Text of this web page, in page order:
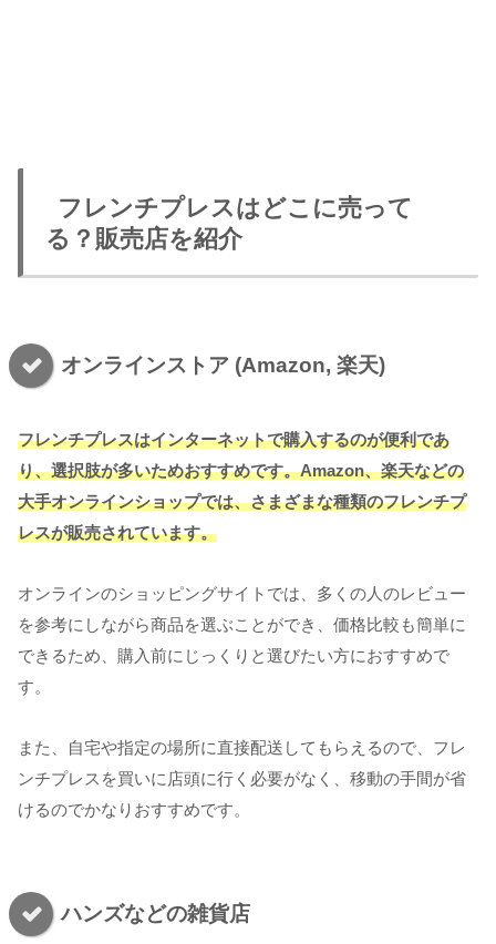
フレンチプレスはどこに売って
る？販売店を紹介
オンラインストア (Amazon, 楽天)
フレンチプレスはインターネットで購入するのが便利であ
り、選択肢が多いためおすすめです。Amazon、楽天などの
大手オンラインショップでは、さまざまな種類のフレンチプ
レスが販売されています。
オンラインのショッピングサイトでは、多くの人のレビュー
を参考にしながら商品を選ぶことができ、価格比較も簡単に
できるため、購入前にじっくりと選びたい方におすすめで
す。
また、自宅や指定の場所に直接配送してもらえるので、フレ
ンチプレスを買いに店頭に行く必要がなく、移動の手間が省
けるのでかなりおすすめです。
ハンズなどの雑貨店